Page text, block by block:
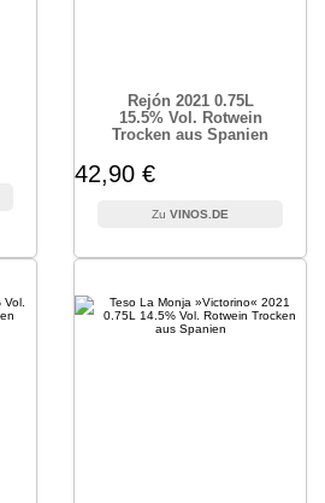
Rejón 2021 0.75L
15.5% Vol. Rotwein
Trocken aus Spanien
42,90 €
VINOS.DE